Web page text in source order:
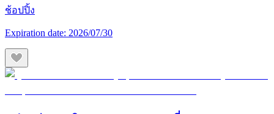
ช้อปปิ้ง
Expiration date: 2026/07/30